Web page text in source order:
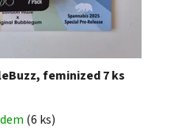
feminized 7 ks
(6 ks)